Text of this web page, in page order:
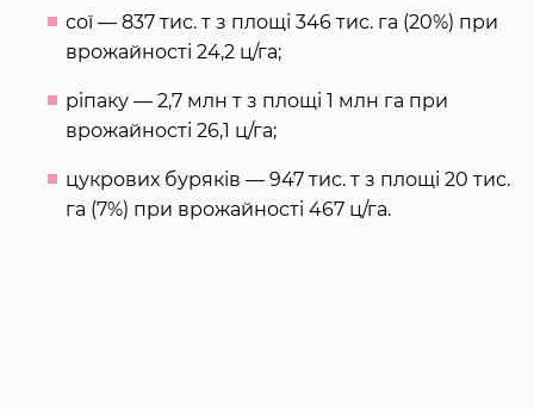
сої — 837 тис. т з площі 346 тис. га (20%) при
врожайності 24,2 ц/га;
ріпаку — 2,7 млн т з площі 1 млн га при
врожайності 26,1 ц/га;
цукрових буряків — 947 тис. т з площі 20 тис.
га (7%) при врожайності 467 ц/га.